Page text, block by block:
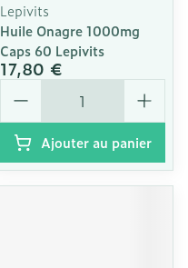
Lepivits
Huile Onagre 1000mg
Caps 60 Lepivits
17,80 €
Quantité
Ajouter au panier